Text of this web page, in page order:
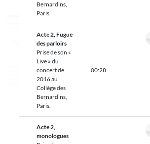
Bernardins,
Paris.
Acte 2, Fugue
des parloirs
Prise de son «
Live » du
concert de
2016 au
Collège des
Bernardins,
Paris.
00:28
Acte 2,
monologues